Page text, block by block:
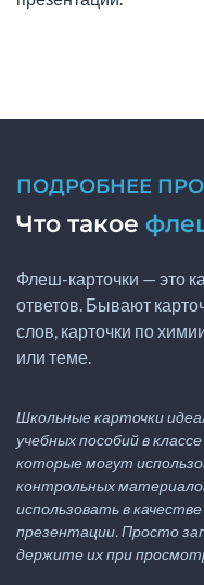
ПОДРОБНЕЕ
Что такое
Флеш-карточки — это
ответов. Бывают
слов, карточки по
или теме.
Школьные карточки
учебных пособий в
которые могут
контрольных
использовать в
презентации. Просто
держите их при